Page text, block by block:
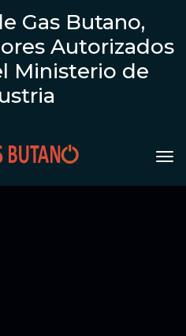
Gas Butano,
Autorizados
Ministerio de